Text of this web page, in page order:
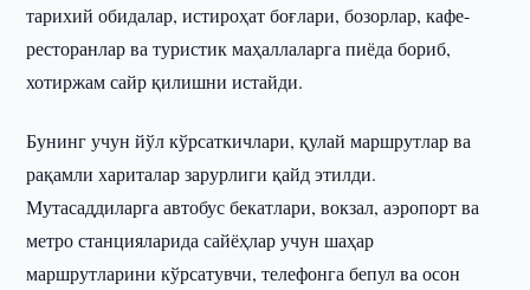
тарихий обидалар, истироҳат боғлари, бозорлар, кафе-
ресторанлар ва туристик маҳаллаларга пиёда бориб,
хотиржам сайр қилишни истайди.
Бунинг учун йўл кўрсаткичлари, қулай маршрутлар ва
рақамли хариталар зарурлиги қайд этилди.
Мутасаддиларга автобус бекатлари, вокзал, аэропорт ва
метро станцияларида сайёҳлар учун шаҳар
маршрутларини кўрсатувчи, телефонга бепул ва осон